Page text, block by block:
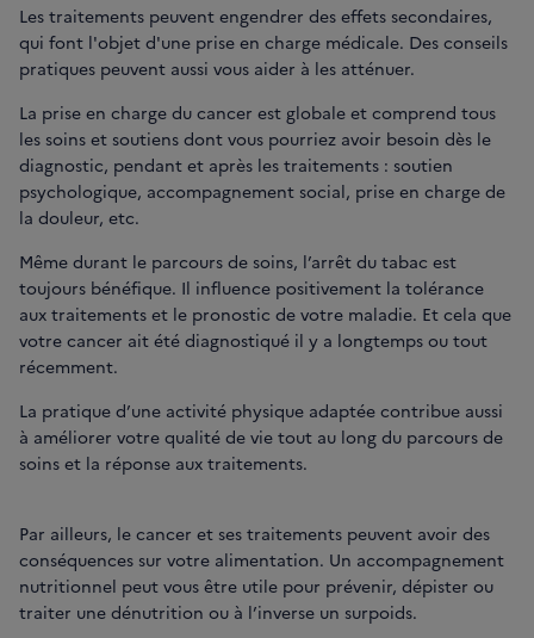
Les traitements peuvent engendrer des effets secondaires,
qui font l'objet d'une prise en charge médicale. Des conseils
pratiques peuvent aussi vous aider à les atténuer.
La prise en charge du cancer est globale et comprend tous
les soins et soutiens dont vous pourriez avoir besoin dès le
diagnostic, pendant et après les traitements : soutien
psychologique, accompagnement social, prise en charge de
la douleur, etc.
Même durant le parcours de soins, l’arrêt du tabac est
toujours bénéfique. Il influence positivement la tolérance
aux traitements et le pronostic de votre maladie. Et cela que
votre cancer ait été diagnostiqué il y a longtemps ou tout
récemment.
La pratique d’une activité physique adaptée contribue aussi
à améliorer votre qualité de vie tout au long du parcours de
soins et la réponse aux traitements.
Par ailleurs, le cancer et ses traitements peuvent avoir des
conséquences sur votre alimentation. Un accompagnement
nutritionnel peut vous être utile pour prévenir, dépister ou
traiter une dénutrition ou à l’inverse un surpoids.